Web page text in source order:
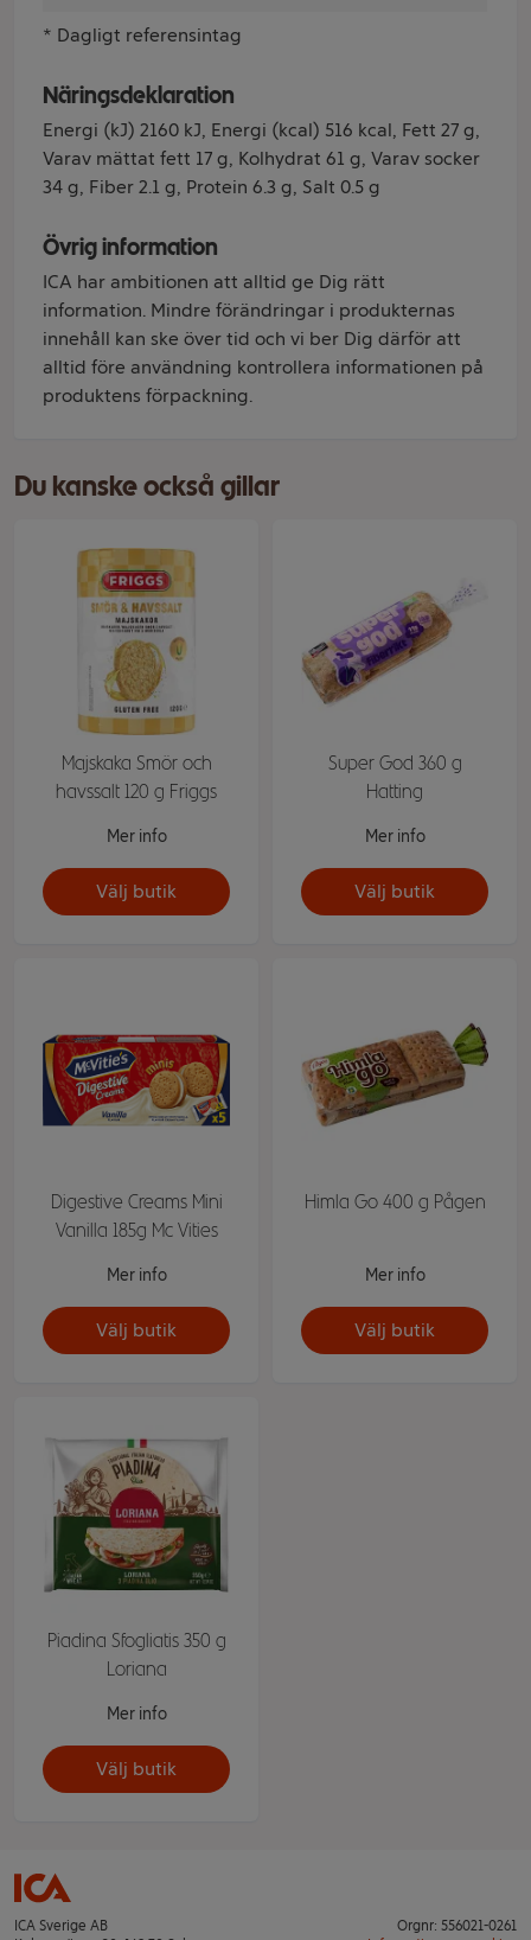
* Dagligt referensintag
Näringsdeklaration
Energi (kJ) 2160 kJ, Energi (kcal) 516 kcal, Fett 27 g,
Varav mättat fett 17 g, Kolhydrat 61 g, Varav socker
34 g, Fiber 2.1 g, Protein 6.3 g, Salt 0.5 g
Övrig information
ICA har ambitionen att alltid ge Dig rätt
information. Mindre förändringar i produkternas
innehåll kan ske över tid och vi ber Dig därför att
alltid före användning kontrollera informationen på
produktens förpackning.
Du kanske också gillar
Majskaka Smör och
havssalt 120 g Friggs
Mer info
Välj butik
Super God 360 g
Hatting
Mer info
Välj butik
Digestive Creams Mini
Vanilla 185g Mc Vities
Mer info
Välj butik
Himla Go 400 g Pågen
Mer info
Välj butik
Piadina Sfogliatis 350 g
Loriana
Mer info
Välj butik
ICA Sverige AB
Orgnr: 556021-0261